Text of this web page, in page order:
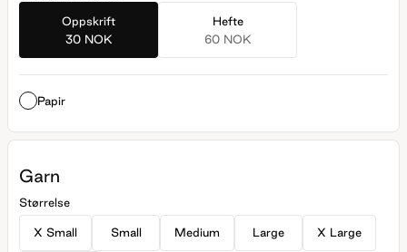
Oppskrift
30 NOK
Hefte
60 NOK
Papir
Garn
Størrelse
X Small Small Medium Large X Large